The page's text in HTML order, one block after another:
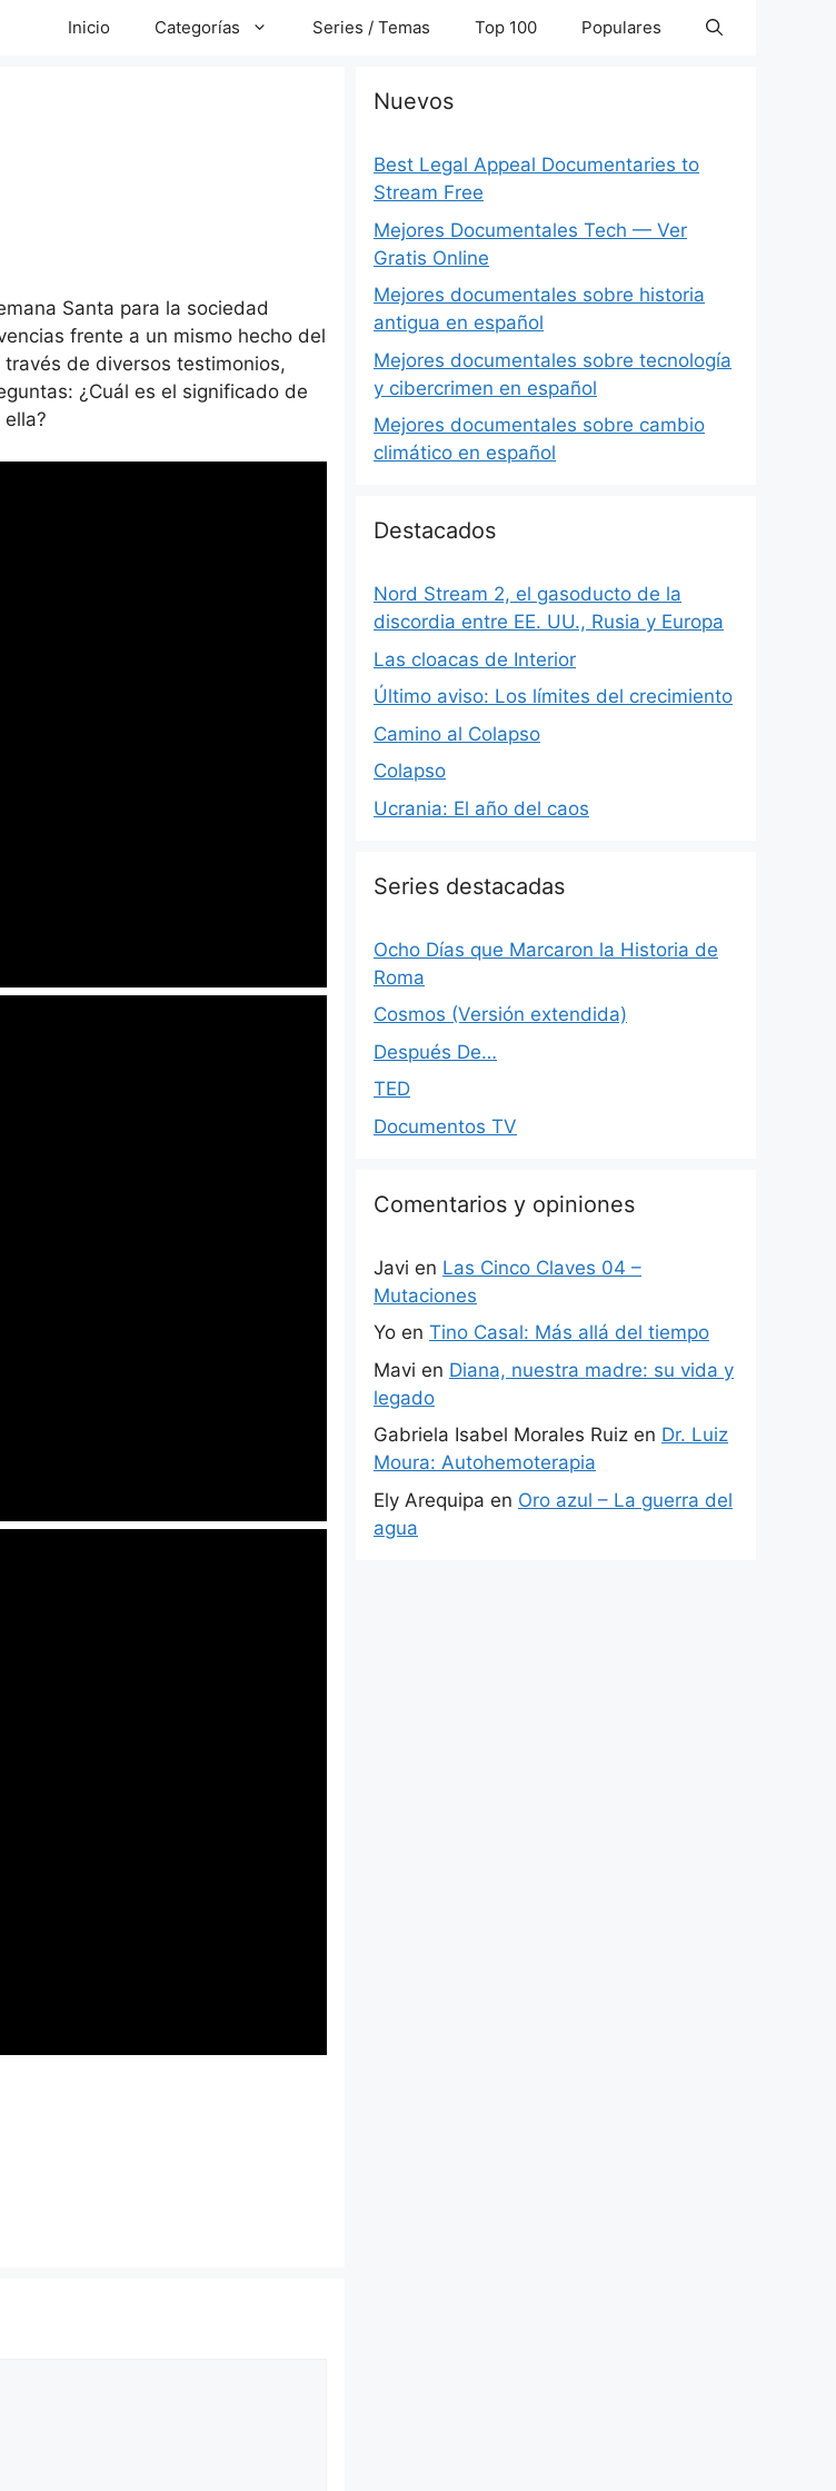
Inicio Categorías Series / Temas Top 100 Populares
Santa para la sociedad
frente a un mismo hecho del
de diversos testimonios,
¿Cuál es el significado de
Nuevos
Best Legal Appeal Documentaries to
Stream Free
Mejores Documentales Tech — Ver
Gratis Online
Mejores documentales sobre historia
antigua en español
Mejores documentales sobre tecnología
y cibercrimen en español
Mejores documentales sobre cambio
climático en español
Destacados
Nord Stream 2, el gasoducto de la
discordia entre EE. UU., Rusia y Europa
Las cloacas de Interior
Último aviso: Los límites del crecimiento
Camino al Colapso
Colapso
Ucrania: El año del caos
Series destacadas
Ocho Días que Marcaron la Historia de
Roma
Cosmos (Versión extendida)
Después De…
TED
Documentos TV
Comentarios y opiniones
Javi en Las Cinco Claves 04 –
Mutaciones
Yo en Tino Casal: Más allá del tiempo
Mavi en Diana, nuestra madre: su vida y
legado
Gabriela Isabel Morales Ruiz en Dr. Luiz
Moura: Autohemoterapia
Ely Arequipa en Oro azul – La guerra del
agua